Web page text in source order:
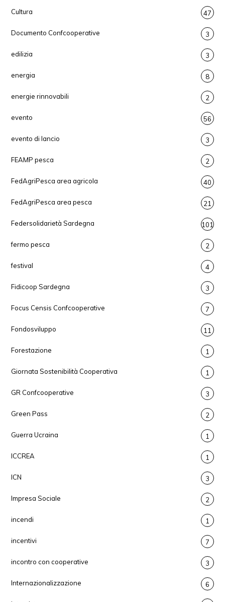
Cultura 47
Documento Confcooperative 3
edilizia 3
energia 8
energie rinnovabili 2
evento 56
evento di lancio 3
FEAMP pesca 2
FedAgriPesca area agricola 40
FedAgriPesca area pesca 21
Federsolidarietà Sardegna 101
fermo pesca 2
festival 4
Fidicoop Sardegna 3
Focus Censis Confcooperative 7
Fondosviluppo 11
Forestazione 1
Giornata Sostenibilità Cooperativa 1
GR Confcooperative 3
Green Pass 2
Guerra Ucraina 1
ICCREA 1
ICN 3
Impresa Sociale 2
incendi 1
incentivi 7
incontro con cooperative 3
Internazionalizzazione 6